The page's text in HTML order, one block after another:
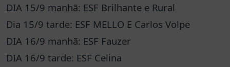
DIA 15/9 manhã: ESF Brilhante e Rural
Dia 15/9 tarde: ESF MELLO E Carlos Volpe
DIA 16/9 manhã: ESF Fauzer
DIA 16/9 tarde: ESF Celina